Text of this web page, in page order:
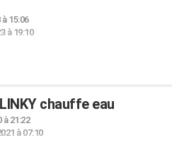
à 15:06
à 19:10
chauffe eau
à 21:22
à 07:10